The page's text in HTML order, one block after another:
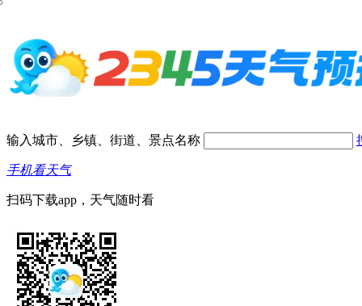
输入城市、乡镇、街道、景点名称
手机看天气
扫码下载app，天气随时看